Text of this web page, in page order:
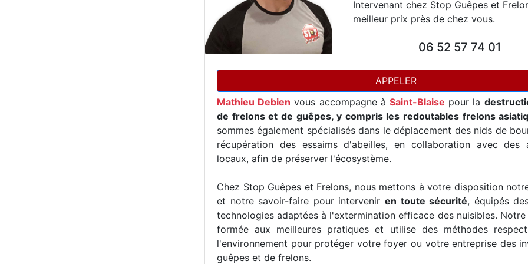
Intervenant chez Stop Guêpes et
meilleur prix près de chez vous.
06 52 57 74 01
APPELER
Mathieu Debien vous accompagne àSaint-Blaise pour la
de frelons et de guêpes, y compris les redoutables frelons
sommes également spécialisés dans le déplacement des nids de
récupération des essaims d'abeilles, en collaboration avec des
locaux, afin de préserver l'écosystème.
Chez Stop Guêpes et Frelons, nous mettons à votre disposition
et notre savoir-faire pour intervenir en toute sécurité, équipés
technologies adaptées à l'extermination efficace des nuisibles.
formée aux meilleures pratiques et utilise des méthodes
l'environnement pour protéger votre foyer ou votre entreprise des
guêpes et de frelons.